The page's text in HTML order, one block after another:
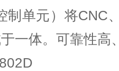
制单元）将CNC
一体。可靠性高